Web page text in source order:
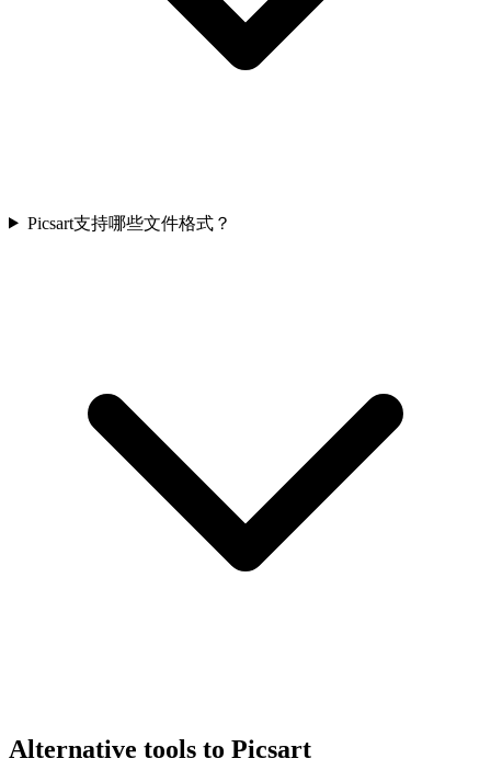
Picsart支持哪些文件格式？
Alternative tools to Picsart